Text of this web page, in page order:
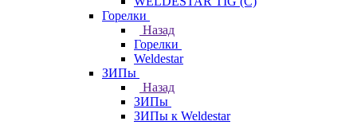
Горелки
Назад
Горелки
Weldestar
ЗИПы
Назад
ЗИПы
ЗИПы к Weldestar